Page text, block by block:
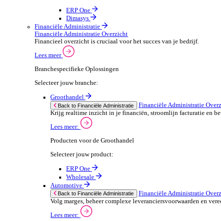
Consent
ERP Producten voor de Automotive
Selecteer jouw product:
ERP One
POS Oplossingen
POS Oplossingen Overzicht
Snelle, naadloze betaalervaring voor je klanten.
Lees meer
Branchespecifieke POS Oplossingen
Selecteer jouw branche:
Back to POS Oplossingen
Bedien je klanten snel en nauwkeuring met
POS Producten voor de Groothandel
Selecteer jouw product: